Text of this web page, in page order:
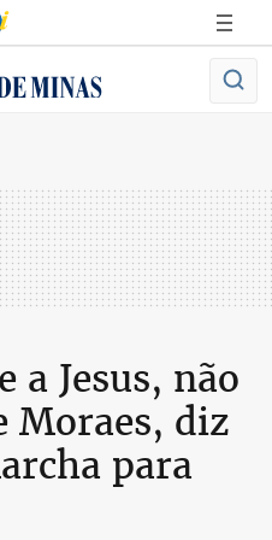
a Jesus, não
Moraes, diz
para